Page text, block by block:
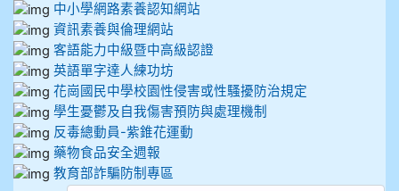
中小學網路素養認知網站
資訊素養與倫理網站
客語能力中級暨中高級認證
英語單字達人練功坊
花崗國民中學校園性侵害或性騷擾防治規定
學生憂鬱及自我傷害預防與處理機制
反毒總動員-紫錐花運動
藥物食品安全週報
教育部詐騙防制專區